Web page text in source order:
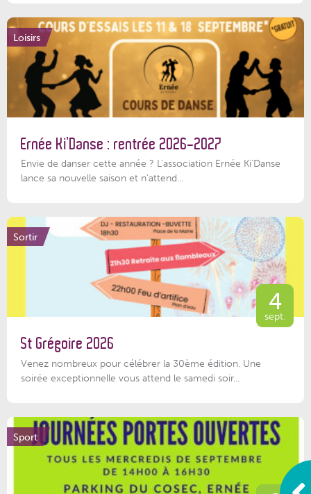
Loisirs
Ernée Ki’Danse : rentrée 2026-2027
Envie de danser cette année ? L'association Ernée Ki'Danse
lance sa nouvelle saison et n'attend...
Sortir
4
sept.
St Grégoire 2026
Venez nombreux pour célébrer la 30ème édition. Une
soirée exceptionnelle vous attend le samedi soir...
Sport